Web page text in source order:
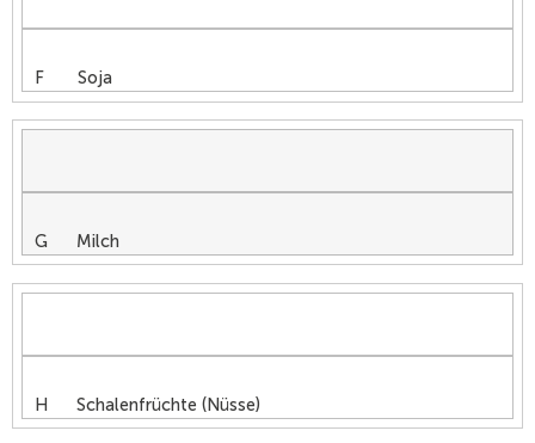
F Soja
G Milch
H Schalenfrüchte (Nüsse)